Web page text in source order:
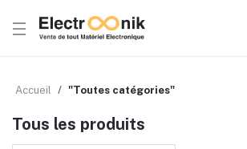
Accueil "Toutes catégories"
Tous les produits